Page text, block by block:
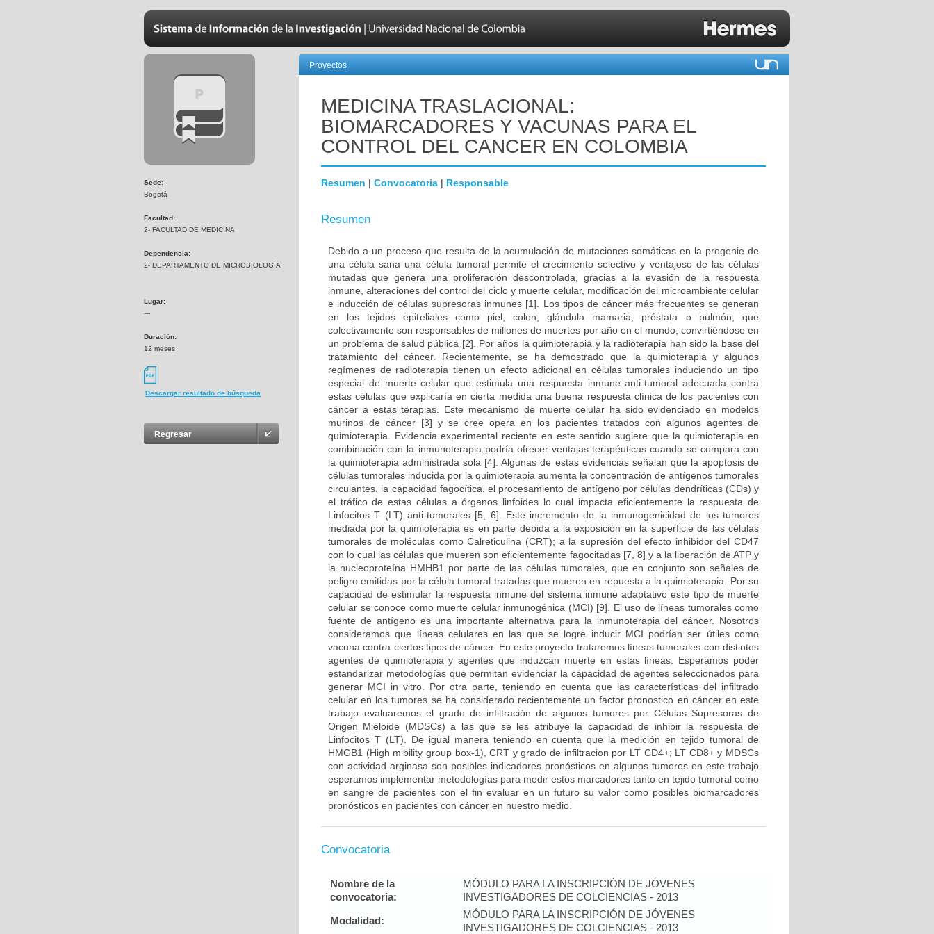
Sede:
Bogotá
Facultad:
2- FACULTAD DE MEDICINA
Dependencia:
2- DEPARTAMENTO DE MICROBIOLOGÍA
Lugar:
---
Duración:
12 meses
Descargar resultado de búsqueda
Regresar
Proyectos
MEDICINA TRASLACIONAL:
BIOMARCADORES Y VACUNAS PARA EL
CONTROL DEL CANCER EN COLOMBIA
Resumen | Convocatoria | Responsable
Resumen
Debido a un proceso que resulta de la acumulación de mutaciones somáticas en la progenie de
una célula sana una célula tumoral permite el crecimiento selectivo y ventajoso de las células
mutadas que genera una proliferación descontrolada, gracias a la evasión de la respuesta
inmune, alteraciones del control del ciclo y muerte celular, modificación del microambiente celular
e inducción de células supresoras inmunes [1]. Los tipos de cáncer más frecuentes se generan
en los tejidos epiteliales como piel, colon, glándula mamaria, próstata o pulmón, que
colectivamente son responsables de millones de muertes por año en el mundo, convirtiéndose en
un problema de salud pública [2]. Por años la quimioterapia y la radioterapia han sido la base del
tratamiento del cáncer. Recientemente, se ha demostrado que la quimioterapia y algunos
regímenes de radioterapia tienen un efecto adicional en células tumorales induciendo un tipo
especial de muerte celular que estimula una respuesta inmune anti-tumoral adecuada contra
estas células que explicaría en cierta medida una buena respuesta clínica de los pacientes con
cáncer a estas terapias. Este mecanismo de muerte celular ha sido evidenciado en modelos
murinos de cáncer [3] y se cree opera en los pacientes tratados con algunos agentes de
quimioterapia. Evidencia experimental reciente en este sentido sugiere que la quimioterapia en
combinación con la inmunoterapia podría ofrecer ventajas terapéuticas cuando se compara con
la quimioterapia administrada sola [4]. Algunas de estas evidencias señalan que la apoptosis de
células tumorales inducida por la quimioterapia aumenta la concentración de antígenos tumorales
circulantes, la capacidad fagocítica, el procesamiento de antígeno por células dendríticas (CDs) y
el tráfico de estas células a órganos linfoides lo cual impacta eficientemente la respuesta de
Linfocitos T (LT) anti-tumorales [5, 6]. Este incremento de la inmunogenicidad de los tumores
mediada por la quimioterapia es en parte debida a la exposición en la superficie de las células
tumorales de moléculas como Calreticulina (CRT); a la supresión del efecto inhibidor del CD47
con lo cual las células que mueren son eficientemente fagocitadas [7, 8] y a la liberación de ATP y
la nucleoproteína HMHB1 por parte de las células tumorales, que en conjunto son señales de
peligro emitidas por la célula tumoral tratadas que mueren en repuesta a la quimioterapia. Por su
capacidad de estimular la respuesta inmune del sistema inmune adaptativo este tipo de muerte
celular se conoce como muerte celular inmunogénica (MCI) [9]. El uso de líneas tumorales como
fuente de antígeno es una importante alternativa para la inmunoterapia del cáncer. Nosotros
consideramos que líneas celulares en las que se logre inducir MCI podrían ser útiles como
vacuna contra ciertos tipos de cáncer. En este proyecto trataremos líneas tumorales con distintos
agentes de quimioterapia y agentes que induzcan muerte en estas líneas. Esperamos poder
estandarizar metodologías que permitan evidenciar la capacidad de agentes seleccionados para
generar MCI in vitro. Por otra parte, teniendo en cuenta que las características del infiltrado
celular en los tumores se ha considerado recientemente un factor pronostico en cáncer en este
trabajo evaluaremos el grado de infiltración de algunos tumores por Células Supresoras de
Origen Mieloide (MDSCs) a las que se les atribuye la capacidad de inhibir la respuesta de
Linfocitos T (LT). De igual manera teniendo en cuenta que la medición en tejido tumoral de
HMGB1 (High mibility group box-1), CRT y grado de infiltracion por LT CD4+; LT CD8+ y MDSCs
con actividad arginasa son posibles indicadores pronósticos en algunos tumores en este trabajo
esperamos implementar metodologías para medir estos marcadores tanto en tejido tumoral como
en sangre de pacientes con el fin evaluar en un futuro su valor como posibles biomarcadores
pronósticos en pacientes con cáncer en nuestro medio.
Convocatoria
Nombre de la
convocatoria:
MÓDULO PARA LA INSCRIPCIÓN DE JÓVENES
INVESTIGADORES DE COLCIENCIAS - 2013
Modalidad:
MÓDULO PARA LA INSCRIPCIÓN DE JÓVENES
INVESTIGADORES DE COLCIENCIAS - 2013